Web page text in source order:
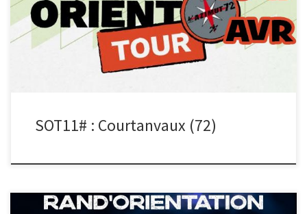
formule le vendredi soir et une le samedi […]
SOT11# : Courtanvaux (72)